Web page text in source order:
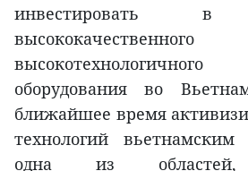
инвестировать в
оборудования во
ближайшее время
технологий
одна из областей,